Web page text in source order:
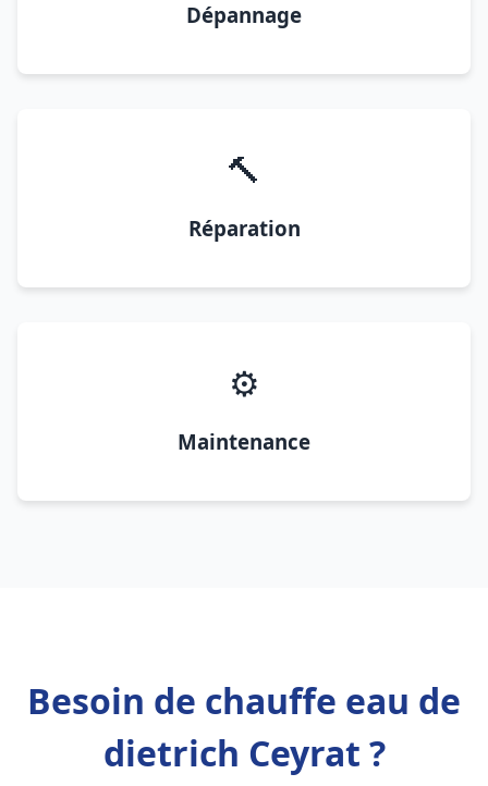
Dépannage
🔨
Réparation
⚙️
Maintenance
Besoin de chauffe eau de
dietrich Ceyrat ?